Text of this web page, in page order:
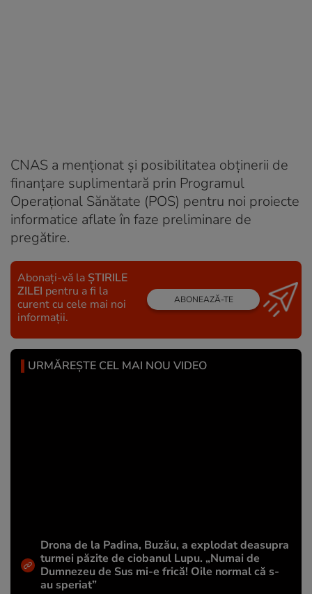
CNAS a menționat și posibilitatea obținerii de
finanțare suplimentară prin Programul
Operațional Sănătate (POS) pentru noi proiecte
informatice aflate în faze preliminare de
pregătire.
Abonați-vă la ȘTIRILE
ZILEI pentru a fi la
curent cu cele mai noi
informații.
ABONEAZĂ-TE
URMĂREȘTE CEL MAI NOU VIDEO
Drona de la Padina, Buzău, a explodat deasupra
turmei păzite de ciobanul Lupu. „Numai de
Dumnezeu de Sus mi-e frică! Oile normal că s-
au speriat”